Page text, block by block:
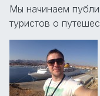
Мы начинаем
туристов о